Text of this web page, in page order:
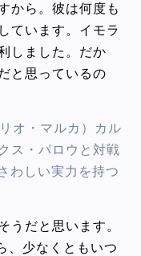
から。彼は何度も
ています。イモラ
しました。だか
と思っているの
オ・マルカ）カル
ス・パロウと対戦
わしい実力を持つ
うだと思います。
、少なくともいつ